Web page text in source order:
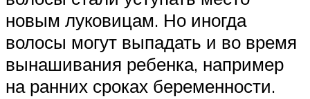
новым луковицам. Но иногда
волосы могут выпадать и во время
вынашивания ребенка, например
на ранних сроках беременности.